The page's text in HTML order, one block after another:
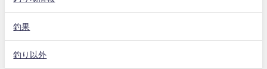
釣果
釣り以外